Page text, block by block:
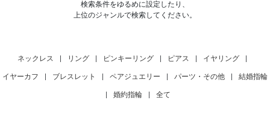
検索条件をゆるめに設定したり、
上位のジャンルで検索してください。
ネックレス リング ピンキーリング ピアス イヤリング
イヤーカフ ブレスレット ペアジュエリー パーツ・その他 結婚指輪
婚約指輪 全て